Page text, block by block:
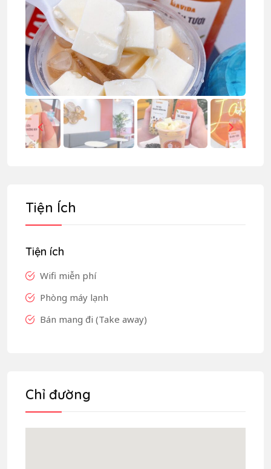
Tiện Ích
Tiện ích
Wifi miễn phí
Phòng máy lạnh
Bán mang đi (Take away)
Chỉ đường